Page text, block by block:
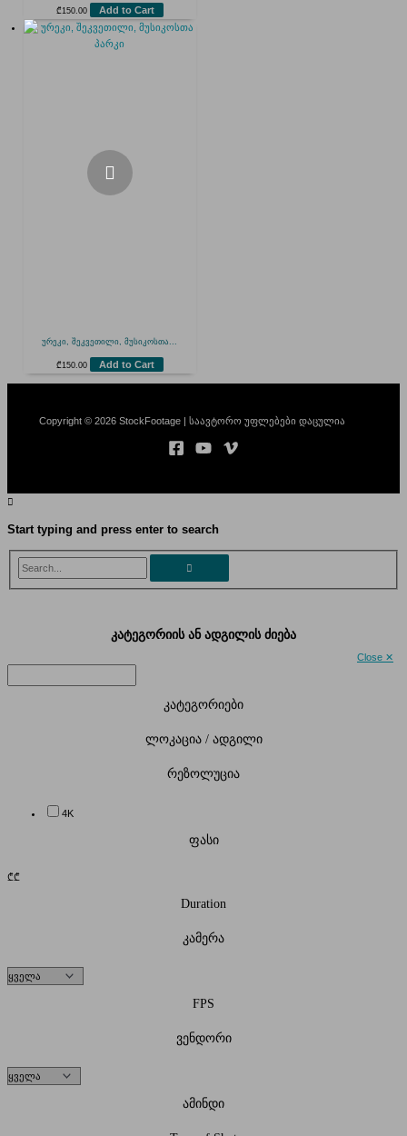
₾ 150.00 Add to Cart
ურეკი, შეკვეთილი, მუსიკოსთა...
₾150.00 Add to Cart
Copyright © 2026 StockFootage | საავტორო უფლებები დაცულია
Start typing and press enter to search
Search...
Close ✕
კატეგორიის ან ადგილის ძიება
კატეგორიები
ლოკაცია / ადგილი
რეზოლუცია
4K
ფასი
₾₾
Duration
კამერა
FPS
ვენდორი
ამინდი